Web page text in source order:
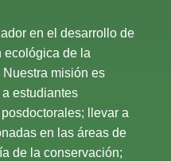
en el desarrollo de
ecológica de la
misión es
estudiantes
llevar a
en las áreas de
de la conservación;